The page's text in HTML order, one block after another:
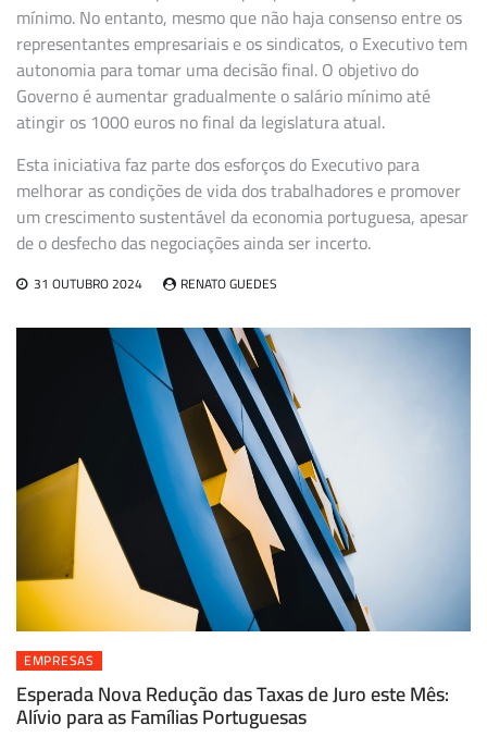
mínimo. No entanto, mesmo que não haja consenso entre os
representantes empresariais e os sindicatos, o Executivo tem
autonomia para tomar uma decisão final. O objetivo do
Governo é aumentar gradualmente o salário mínimo até
atingir os 1000 euros no final da legislatura atual.
Esta iniciativa faz parte dos esforços do Executivo para
melhorar as condições de vida dos trabalhadores e promover
um crescimento sustentável da economia portuguesa, apesar
de o desfecho das negociações ainda ser incerto.
31 OUTUBRO 2024 RENATO GUEDES
EMPRESAS
Esperada Nova Redução das Taxas de Juro este Mês:
Alívio para as Famílias Portuguesas